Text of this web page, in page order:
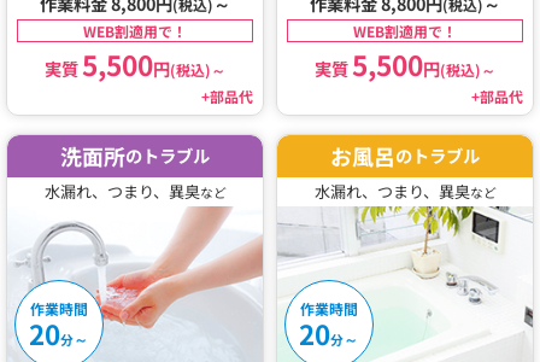
WEB割適用で！
実質5,500円(税込)～
+部品代
WEB割適用で！
実質5,500円(税込)～
+部品代
洗面所のトラブル
水漏れ、つまり、異臭など
作業時間
20分～
お風呂のトラブル
水漏れ、つまり、異臭など
作業時間
20分～